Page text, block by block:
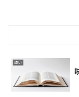
違い